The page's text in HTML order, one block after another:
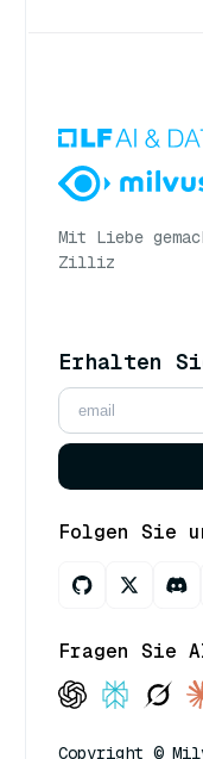
Mit Liebe
Zilliz
Erhalten
Folgen Sie
Fragen Sie
Copyright ©